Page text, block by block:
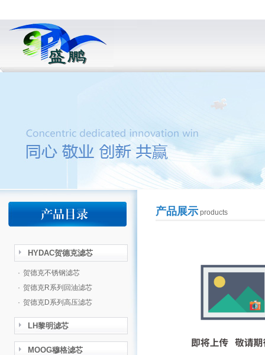
HYDAC贺德克滤芯
· 贺德克不锈钢滤芯
· 贺德克R系列回油滤芯
· 贺德克D系列高压滤芯
LH黎明滤芯
MOOG穆格滤芯
产品展示products